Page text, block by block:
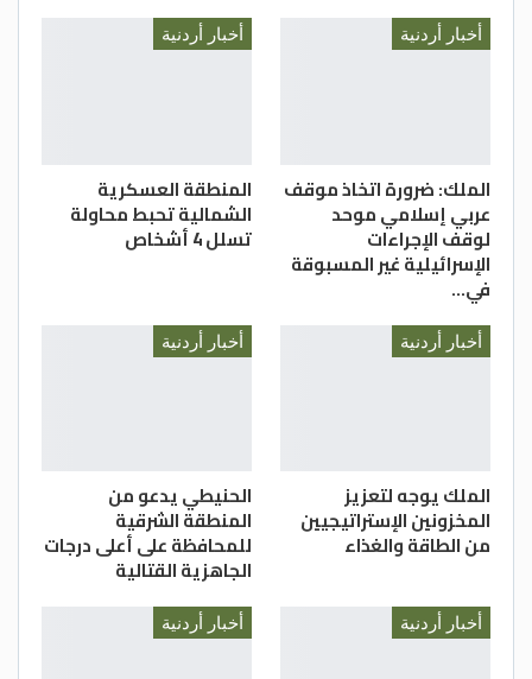
أخبار أردنية
الملك: ضرورة اتخاذ موقف
عربي إسلامي موحد
لوقف الإجراءات
الإسرائيلية غير المسبوقة
في…
أخبار أردنية
المنطقة العسكرية
الشمالية تحبط محاولة
تسلل 4 أشخاص
أخبار أردنية
الملك يوجه لتعزيز
المخزونين الإستراتيجيين
من الطاقة والغذاء
أخبار أردنية
الحنيطي يدعو من
المنطقة الشرقية
للمحافظة على أعلى درجات
الجاهزية القتالية
أخبار أردنية أخبار أردنية